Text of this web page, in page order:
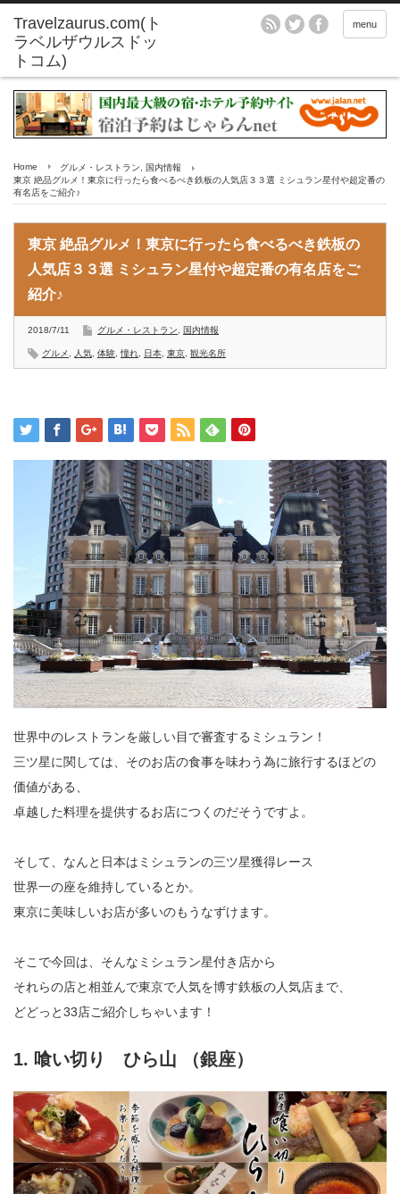
menu
Home グルメ・レストラン
国内情報
東京 絶品グルメ！東京に行ったら食べるべき鉄板の人気店３３選 ミシュラン星付や超定番の
有名店をご紹介♪
東京 絶品グルメ！東京に行ったら食べるべき鉄板の
人気店３３選 ミシュラン星付や超定番の有名店をご
紹介♪
2018/7/11 グルメ・レストラン 国内情報
グルメ 人気 体験 憧れ 日本 東京 観光名所
世界中のレストランを厳しい目で審査するミシュラン！
三ツ星に関しては、そのお店の食事を味わう為に旅行するほどの
価値がある、
卓越した料理を提供するお店につくのだそうですよ。
そして、なんと日本はミシュランの三ツ星獲得レース
世界一の座を維持しているとか。
東京に美味しいお店が多いのもうなずけます。
そこで今回は、そんなミシュラン星付き店から
それらの店と相並んで東京で人気を博す鉄板の人気店まで、
どどっと33店ご紹介しちゃいます！
1. 喰い切り ひら山 （銀座）